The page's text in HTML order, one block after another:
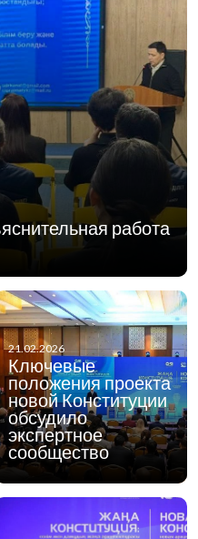
работа
21.02.2026
Ключевые
положения проекта
новой Конституции
обсудило
экспертное
сообщество